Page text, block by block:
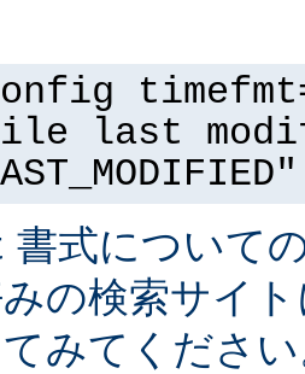
last
書式について
の検索サイ
みてくださ